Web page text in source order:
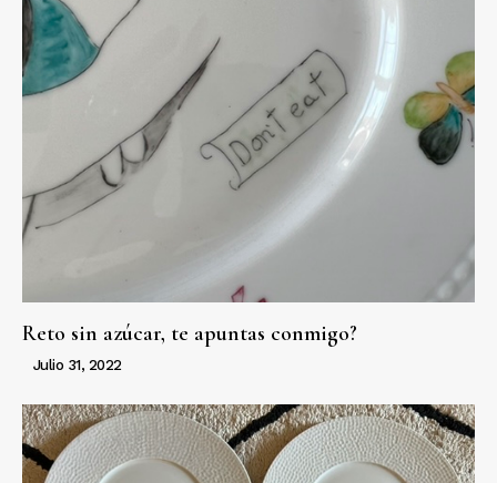
Reto sin azúcar, te apuntas conmigo?
Julio 31, 2022